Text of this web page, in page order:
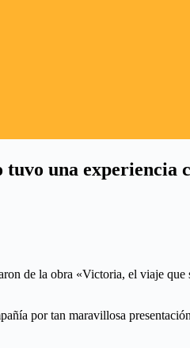
tuvo una
de la obra «Victoria, el viaje
por tan maravillosa